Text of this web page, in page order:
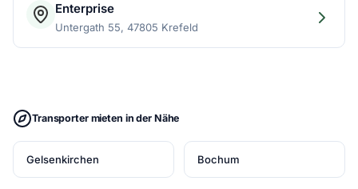
Enterprise
Untergath 55, 47805 Krefeld
Transporter mieten in der Nähe
Gelsenkirchen Bochum